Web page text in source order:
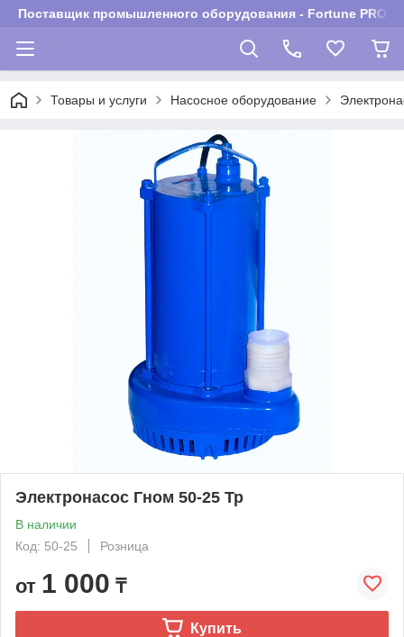
Поставщик промышленного оборудования - Fortune PROM
Товары и услуги Насосное оборудование
Электронасос Гном 50-25 Тр
В наличии
Код: 50-25
Розница
от 1 000 ₸
Купить